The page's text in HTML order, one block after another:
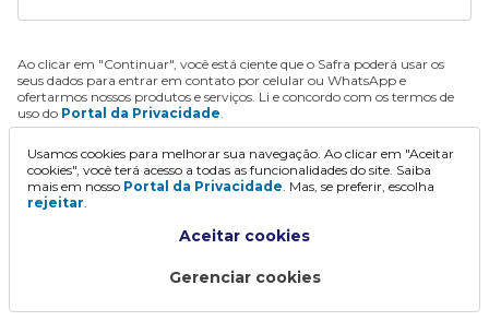
Ao clicar em "Continuar", você está ciente que o Safra poderá usar os
seus dados para entrar em contato por celular ou WhatsApp e
ofertarmos nossos produtos e serviços. Li e concordo com os termos de
uso do Portal da Privacidade.
Continuar
Usamos cookies para melhorar sua navegação. Ao clicar em "Aceitar
cookies", você terá acesso a todas as funcionalidades do site. Saiba
mais em nosso Portal da Privacidade. Mas, se preferir, escolha
rejeitar.
Aceitar cookies
Gerenciar cookies